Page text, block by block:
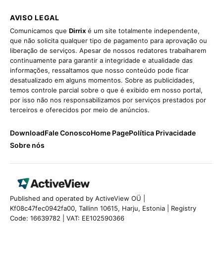
AVISO LEGAL
Comunicamos que Dirrix é um site totalmente independente,
que não solicita qualquer tipo de pagamento para aprovação ou
liberação de serviços. Apesar de nossos redatores trabalharem
continuamente para garantir a integridade e atualidade das
informações, ressaltamos que nosso conteúdo pode ficar
desatualizado em alguns momentos. Sobre as publicidades,
temos controle parcial sobre o que é exibido em nosso portal,
por isso não nos responsabilizamos por serviços prestados por
terceiros e oferecidos por meio de anúncios.
DownloadFale ConoscoHome PagePolítica Privacidade
Sobre nós
Published and operated by ActiveView OÜ |
Kf08c47fec0942fa00, Tallinn 10615, Harju, Estonia | Registry
Code: 16639782 | VAT: EE102590366